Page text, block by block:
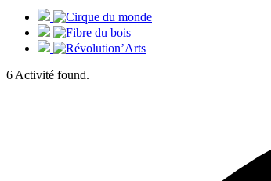
6 Activité found.